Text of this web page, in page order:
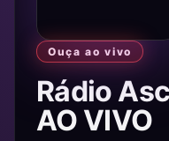
Ouça ao vivo
Rádio
AO VIVO